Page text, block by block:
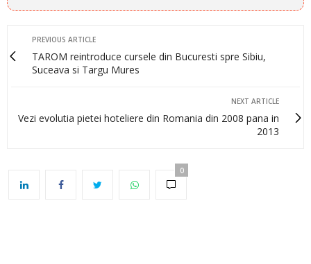
PREVIOUS ARTICLE
TAROM reintroduce cursele din Bucuresti spre Sibiu,
Suceava si Targu Mures
NEXT ARTICLE
Vezi evolutia pietei hoteliere din Romania din 2008 pana in
2013
0